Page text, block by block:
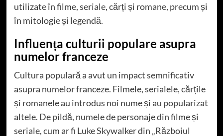
utilizate în filme, seriale, cărți și romane, precum și
în mitologie și legendă.
Influența culturii populare asupra
numelor franceze
Cultura populară a avut un impact semnificativ
asupra numelor franceze. Filmele, serialele, cărțile
și romanele au introdus noi nume și au popularizat
altele. De pildă, numele de personaje din filme și
seriale, cum ar fi Luke Skywalker din „Războiul